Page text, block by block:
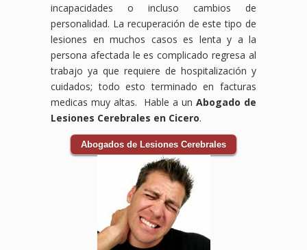
incapacidades o incluso cambios de
personalidad. La recuperación de este tipo de
lesiones en muchos casos es lenta y a la
persona afectada le es complicado regresa al
trabajo ya que requiere de hospitalización y
cuidados; todo esto terminado en facturas
medicas muy altas. Hable a un Abogado de
Lesiones Cerebrales en Cicero.
Abogados de Lesiones Cerebrales